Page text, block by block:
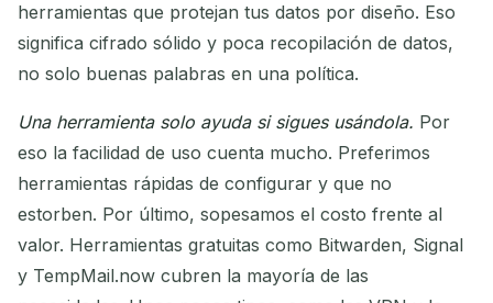
herramientas que protejan tus datos por diseño. Eso
significa cifrado sólido y poca recopilación de datos,
no solo buenas palabras en una política.
Una herramienta solo ayuda si sigues usándola. Por
eso la facilidad de uso cuenta mucho. Preferimos
herramientas rápidas de configurar y que no
estorben. Por último, sopesamos el costo frente al
valor. Herramientas gratuitas como Bitwarden, Signal
y TempMail.now cubren la mayoría de las